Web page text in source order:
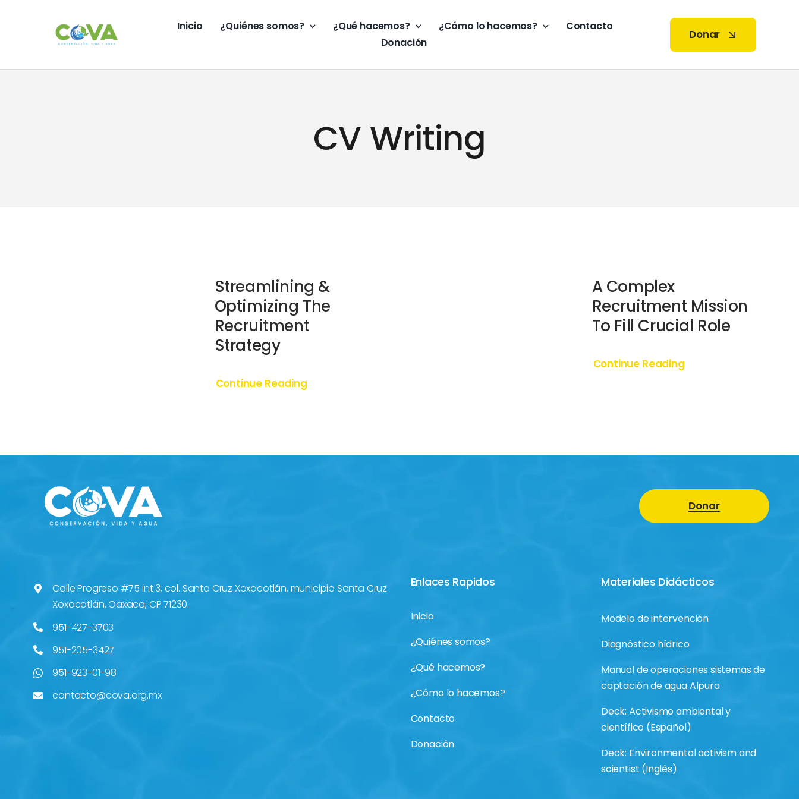
Inicio ¿Quiénes somos? ¿Qué hacemos? ¿Cómo lo hacemos?
Contacto
Donación
Donar
CV Writing
Streamlining &
Optimizing The
Recruitment
Strategy
Continue Reading
A Complex
Recruitment Mission
To Fill Crucial Role
Continue Reading
Donar
Calle Progreso #75 int 3, col. Santa Cruz Xoxocotlán, municipio Santa Cruz
Xoxocotlán, Oaxaca, CP 71230.
951-427-3703
951-205-3427
951-923-01-98
contacto@cova.org.mx
Enlaces Rapidos
Inicio
¿Quiénes somos?
¿Qué hacemos?
¿Cómo lo hacemos?
Contacto
Donación
Materiales Didácticos
Modelo de intervención
Diagnóstico hídrico
Manual de operaciones sistemas de
captación de agua Alpura
Deck: Activismo ambiental y
científico (Español)
Deck: Environmental activism and
scientist (Inglés)